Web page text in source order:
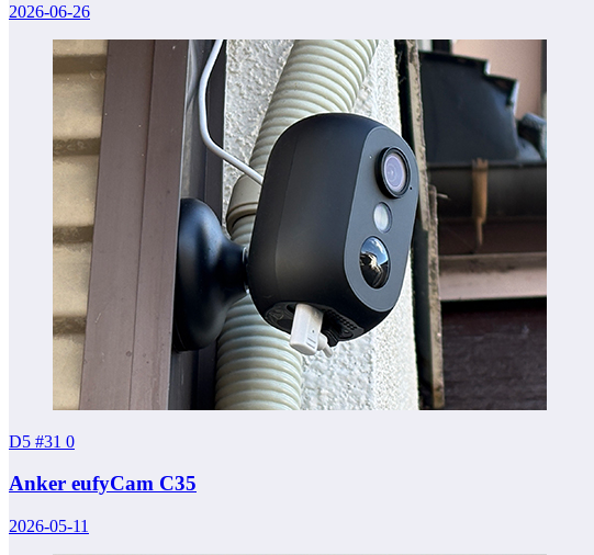
2026-06-26
D5 #31 0
Anker eufyCam C35
2026-05-11